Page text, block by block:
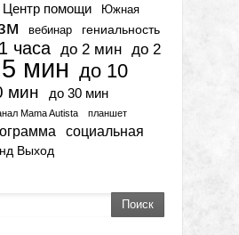
Центр помощи
Южная
вебинар гениальность
часа до 2 мин до 2
мин до 10
мин до 30 мин
Mama Autista
планшет
социальная
Выход
Поиск